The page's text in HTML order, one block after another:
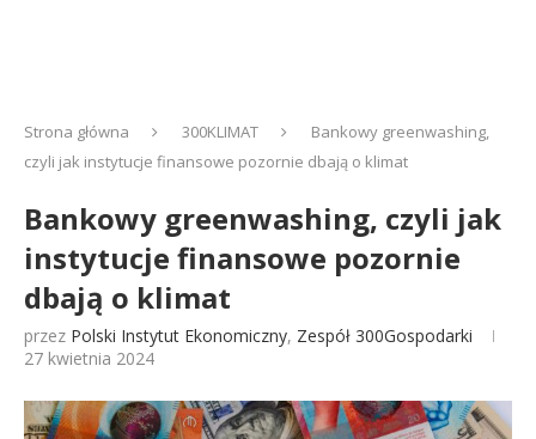
Strona główna 300KLIMAT
Bankowy greenwashing,
czyli jak instytucje finansowe pozornie dbają o klimat
Bankowy greenwashing, czyli jak
instytucje finansowe pozornie
dbają o klimat
przez Polski Instytut Ekonomiczny, Zespół 300Gospodarki
27 kwietnia 2024